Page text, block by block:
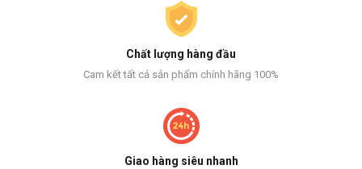
Chất lượng hàng đầu
Cam kết tất cả sản phẩm chính hãng 100%
Giao hàng siêu nhanh